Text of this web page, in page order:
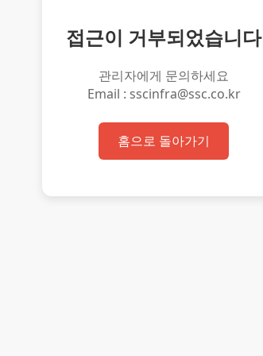
접근이 거부되었습니다
관리자에게 문의하세요
Email : sscinfra@ssc.co.kr
홈으로 돌아가기